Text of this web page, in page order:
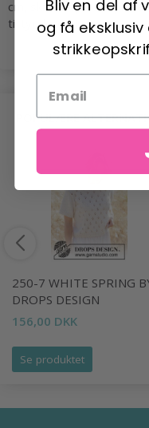
cm, skift til tykkere
til tyndere pinde.
POPULÆRE
250-7 WHITE SPRING
DROPS DESIGN
156,00 DKK
Se produktet
Bliv en del
og få